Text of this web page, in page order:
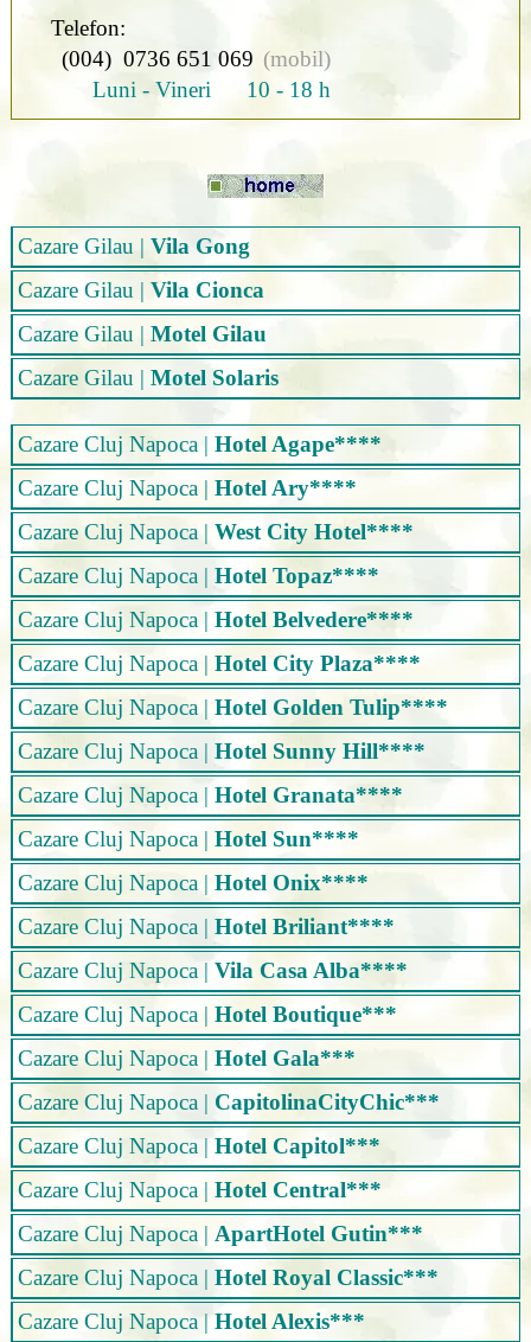
Cazare Gilau | Vila Gong
Cazare Gilau | Vila Cionca
Cazare Gilau | Motel Gilau
Cazare Gilau | Motel Solaris
Cazare Cluj Napoca | Hotel Agape****
Cazare Cluj Napoca | Hotel Ary****
Cazare Cluj Napoca| West City Hotel****
Cazare Cluj Napoca | Hotel Topaz****
Cazare Cluj Napoca | Hotel Belvedere****
Cazare Cluj Napoca | Hotel City Plaza****
Cazare Cluj Napoca| Hotel Golden Tulip****
Cazare Cluj Napoca | Hotel Sunny Hill****
Cazare Cluj Napoca | Hotel Granata****
Cazare Cluj Napoca | Hotel Sun****
Cazare Cluj Napoca| Hotel Onix****
Cazare Cluj Napoca | Hotel Briliant****
Cazare Cluj Napoca | Vila Casa Alba****
Cazare Cluj Napoca | Hotel Boutique***
Cazare Cluj Napoca| Hotel Gala***
Cazare Cluj Napoca | CapitolinaCityChic***
Cazare Cluj Napoca | Hotel Capitol***
Cazare Cluj Napoca | Hotel Central***
Cazare Cluj Napoca | ApartHotel Gutin***
Cazare Cluj Napoca | Hotel Royal Classic***
Cazare Cluj Napoca | Hotel Alexis***
Telefon:
(004) 0736 651 069 (mobil)
Luni - Vineri 10 - 18 h